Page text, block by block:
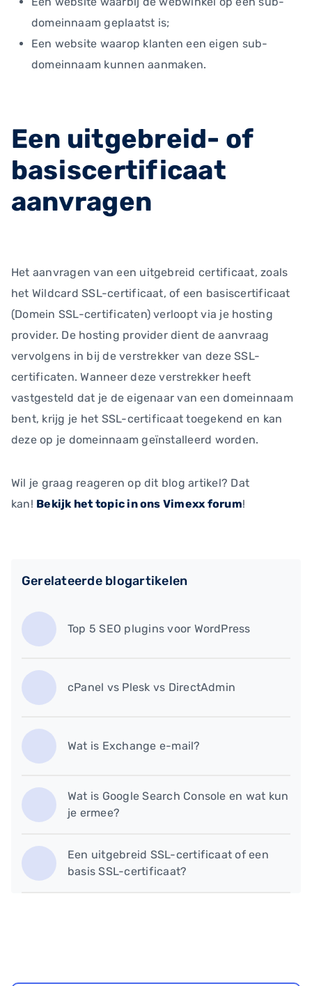
domeinnaam geplaatst is;
Een website waarop klanten een eigen sub-
domeinnaam kunnen aanmaken.
Een uitgebreid- of
basiscertificaat
aanvragen
Het aanvragen van een uitgebreid certificaat, zoals
het Wildcard SSL-certificaat, of een basiscertificaat
(Domein SSL-certificaten) verloopt via je hosting
provider. De hosting provider dient de aanvraag
vervolgens in bij de verstrekker van deze SSL-
certificaten. Wanneer deze verstrekker heeft
vastgesteld dat je de eigenaar van een domeinnaam
bent, krijg je het SSL-certificaat toegekend en kan
deze op je domeinnaam geïnstalleerd worden.
Wil je graag reageren op dit blog artikel? Dat
kan! Bekijk het topic in ons Vimexx forum!
Gerelateerde blogartikelen
Top 5 SEO plugins voor WordPress
cPanel vs Plesk vs DirectAdmin
Wat is Exchange e-mail?
Wat is Google Search Console en wat kun
je ermee?
Een uitgebreid SSL-certificaat of een
basis SSL-certificaat?